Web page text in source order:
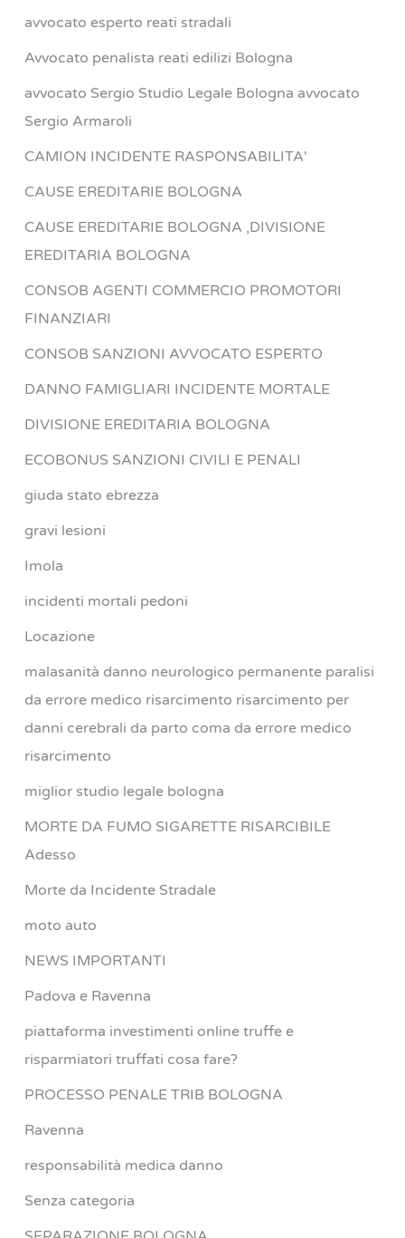
avvocato esperto reati stradali
Avvocato penalista reati edilizi Bologna
avvocato Sergio Studio Legale Bologna avvocato
Sergio Armaroli
CAMION INCIDENTE RASPONSABILITA'
CAUSE EREDITARIE BOLOGNA
CAUSE EREDITARIE BOLOGNA ,DIVISIONE
EREDITARIA BOLOGNA
CONSOB AGENTI COMMERCIO PROMOTORI
FINANZIARI
CONSOB SANZIONI AVVOCATO ESPERTO
DANNO FAMIGLIARI INCIDENTE MORTALE
DIVISIONE EREDITARIA BOLOGNA
ECOBONUS SANZIONI CIVILI E PENALI
giuda stato ebrezza
gravi lesioni
Imola
incidenti mortali pedoni
Locazione
malasanità danno neurologico permanente paralisi
da errore medico risarcimento risarcimento per
danni cerebrali da parto coma da errore medico
risarcimento
miglior studio legale bologna
MORTE DA FUMO SIGARETTE RISARCIBILE
Adesso
Morte da Incidente Stradale
moto auto
NEWS IMPORTANTI
Padova e Ravenna
piattaforma investimenti online truffe e
risparmiatori truffati cosa fare?
PROCESSO PENALE TRIB BOLOGNA
Ravenna
responsabilità medica danno
Senza categoria